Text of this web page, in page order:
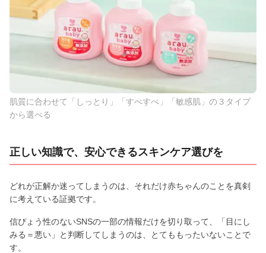
肌質に合わせて「しっとり」「すべすべ」「敏感肌」の３タイプ
から選べる
正しい知識で、安心できるスキンケア選びを
どれが正解か迷ってしまうのは、それだけ赤ちゃんのことを真剣
に考えている証拠です。
信ぴょう性のないSNSの一部の情報だけを切り取って、「目にし
みる＝悪い」と判断してしまうのは、とてももったいないことで
す。